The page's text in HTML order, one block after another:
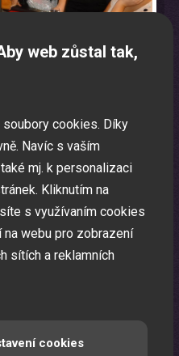
na Vaši akci
web zůstal tak,
cookies. Díky
Navíc s vaším
mj. k personalizaci
Kliknutím na
s využívaním cookies
na webu pro zobrazení
sítích a reklamních
cookies